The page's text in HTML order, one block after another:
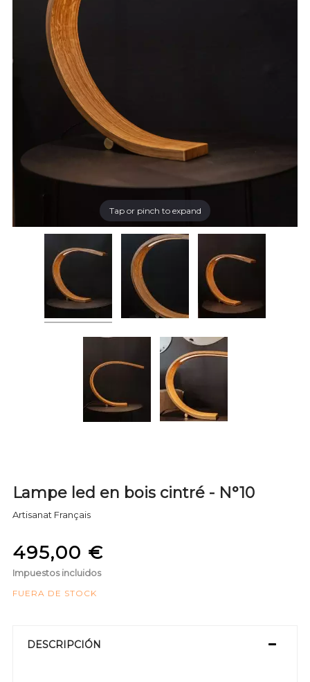
Tap or pinch to expand
Lampe led en bois cintré - N°10
Artisanat Français
495,00 €
Impuestos incluidos
FUERA DE STOCK
DESCRIPCIÓN